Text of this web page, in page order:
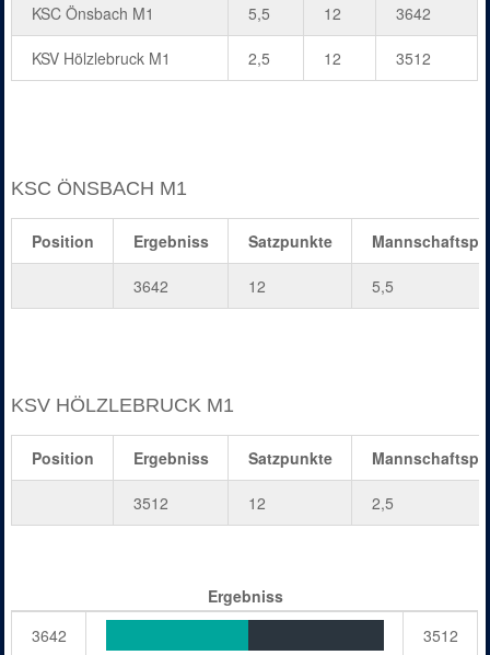
KSC Önsbach M1 5,5 12 3642
KSV Hölzlebruck M1 2,5 12 3512
KSC ÖNSBACH M1
Position Ergebniss Satzpunkte
3642 12 5,5
KSV HÖLZLEBRUCK M1
Position Ergebniss Satzpunkte
3512 12 2,5
Ergebniss
3642
3512